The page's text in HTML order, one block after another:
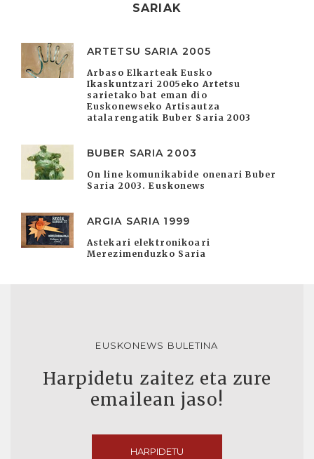
SARIAK
ARTETSU SARIA 2005
Arbaso Elkarteak Eusko
Ikaskuntzari 2005eko Artetsu
sarietako bat eman dio
Euskonewseko Artisautza
atalarengatik Buber Saria 2003
BUBER SARIA 2003
On line komunikabide onenari Buber
Saria 2003. Euskonews
ARGIA SARIA 1999
Astekari elektronikoari
Merezimenduzko Saria
EUSKONEWS BULETINA
Harpidetu zaitez eta zure
emailean jaso!
HARPIDETU